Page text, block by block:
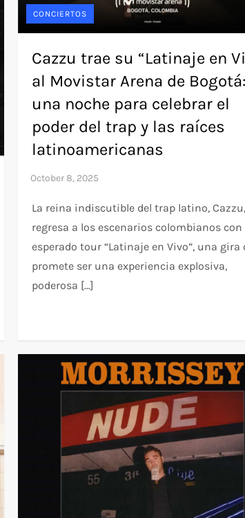
CONCIERTOS
Cazzu trae su “Latinaje en
al Movistar Arena de Bogotá:
una noche para celebrar el
poder del trap y las raíces
latinoamericanas
La reina indiscutible del trap latino, Cazzu,
regresa a los escenarios colombianos con
esperado tour “Latinaje en Vivo”, una gira
promete ser una experiencia explosiva,
poderosa […]